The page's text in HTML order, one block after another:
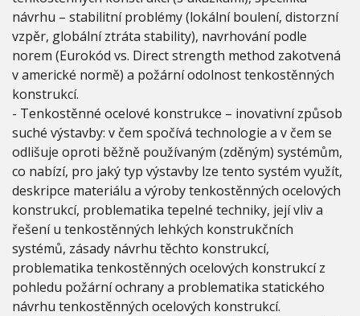
j
i
c
h
ž
i
t
í
návrhu – stabilitní problémy (lokální boulení, distorzní
vzpěr, globální ztráta stability), navrhování podle
norem (Eurokód vs. Direct strength method zakotvená
v americké normě) a požární odolnost tenkostěnných
konstrukcí.
- Tenkostěnné ocelové konstrukce – inovativní způsob
suché výstavby: v čem spočívá technologie a v čem se
odlišuje oproti běžně používaným (zděným) systémům,
co nabízí, pro jaký typ výstavby lze tento systém využít,
deskripce materiálu a výroby tenkostěnných ocelových
konstrukcí, problematika tepelné techniky, její vliv a
řešení u tenkostěnných lehkých konstrukčních
systémů, zásady návrhu těchto konstrukcí,
problematika tenkostěnných ocelových konstrukcí z
pohledu požární ochrany a problematika statického
návrhu tenkostěnných ocelových konstrukcí.